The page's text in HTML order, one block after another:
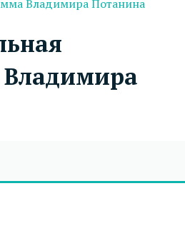
Владимира Потанина